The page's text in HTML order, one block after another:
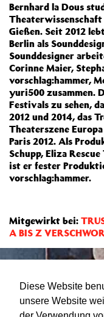
Diese Website
unsere Website
Bernhard la Dous
Gießen. Seit 2012
Berlin als
Sounddesigner
Corinne Maier,
vorschlag:hammer,
yuri500 zusammen.
Festivals zu sehen,
2012 und 2014, das
Theaterszene
Paris 2012. Als
Schupp, Eliza
ist er fester
vorschlag:hammer.
Mitgewirkt bei:
A BIS Z